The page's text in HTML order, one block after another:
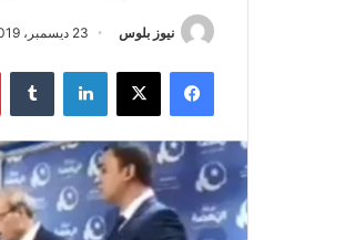
نيوز بلوس 23 ديسمبر، 2019
فيسبوك X لينكدإن